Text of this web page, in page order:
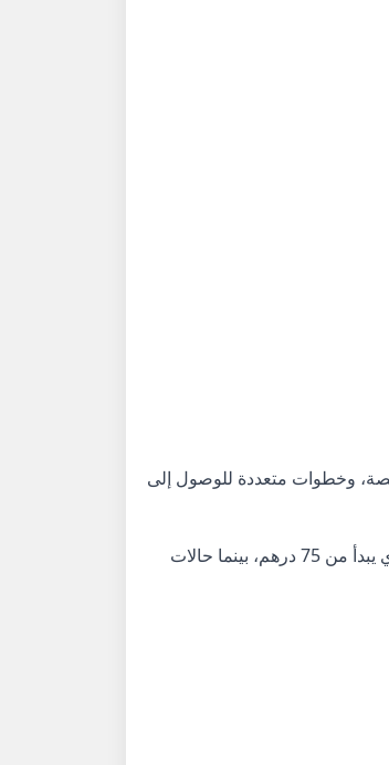
وخطوات متعددة للوصول إلى
. بعض البقع السطحية تزال بسهولة ضمن السعر الأساسي الذي يبدأ من 75 درهم، بينما حالات